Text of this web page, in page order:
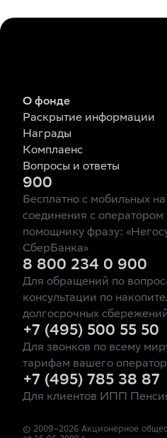
О фонде
Раскрытие информации
Награды
Комплаенс
Вопросы и ответы
900
Бесплатно с мобильных
соединения с
помощнику фразу:
СберБанка»
8 800 234 0 900
Для обращений по
консультации по
долгосрочных
+7 (495) 500 55 50
Для звонков по всему
тарифам вашего
+7 (495) 785 38 87
Для клиентов ИПП
© 2009–2026 Акционерное